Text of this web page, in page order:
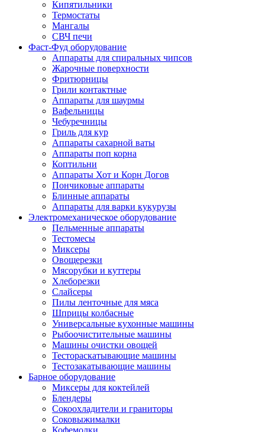
Кипятильники
Термостаты
Мангалы
СВЧ печи
Фаст-Фуд оборудование
Аппараты для спиральных чипсов
Жарочные поверхности
Фритюрницы
Грили контактные
Аппараты для шаурмы
Вафельницы
Чебуречницы
Гриль для кур
Аппараты сахарной ваты
Аппараты поп корна
Коптильни
Аппараты Хот и Корн Догов
Пончиковые аппараты
Блинные аппараты
Аппараты для варки кукурузы
Электромеханическое оборудование
Пельменные аппараты
Тестомесы
Миксеры
Овощерезки
Мясорубки и куттеры
Хлеборезки
Слайсеры
Пилы ленточные для мяса
Шприцы колбасные
Универсальные кухонные машины
Рыбоочистительные машины
Машины очистки овощей
Тестораскатывающие машины
Тестозакатывающие машины
Барное оборудование
Миксеры для коктейлей
Блендеры
Сокоохладители и граниторы
Соковыжималки
Кофемолки